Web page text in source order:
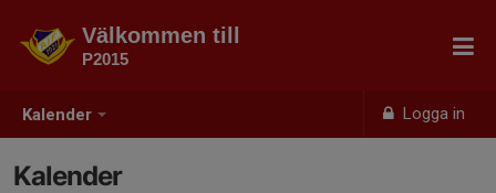
Kalender Logga in
Välkommen till
P2015
Kalender